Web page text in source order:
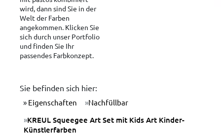
wird, dann sind Sie in der
Welt der Farben
angekommen. Klicken Sie
sich durch unser Portfolio
und finden Sie Ihr
passendes Farbkonzept.
Sie befinden sich hier:
Eigenschaften Nachfüllbar
KREUL Squeegee Art Set mit Kids Art Kinder-
Künstlerfarben